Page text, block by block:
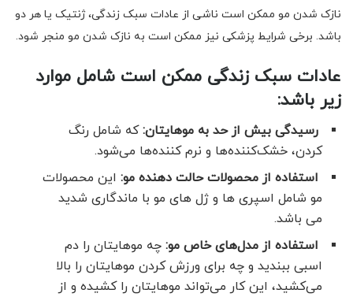
نازک شدن مو ممکن است ناشی از عادات سبک زندگی، ژنتیک یا هر دو
باشد. برخی شرایط پزشکی نیز ممکن است به نازک شدن مو منجر شود.
عادات سبک زندگی ممکن است شامل موارد
زیر باشد:
رسیدگی بیش از حد به موهایتان:که شامل رنگ
کردن، خشک‌کننده‌ها و نرم کننده‌ها می‌شود.
استفاده از محصولات حالت دهنده مو: این محصولات
مو شامل اسپری ها و ژل های مو با ماندگاری شدید
می باشد.
استفاده از مدل‌های خاص مو: چه موهایتان را دم
اسبی ببندید و چه برای ورزش کردن موهایتان را بالا
می‌کشید، این کار می‌تواند موهایتان را کشیده و از